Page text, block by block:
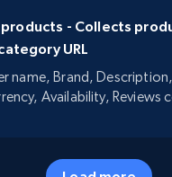
- Collects
URL
name, Brand,
Availability, Reviews
5.7K+